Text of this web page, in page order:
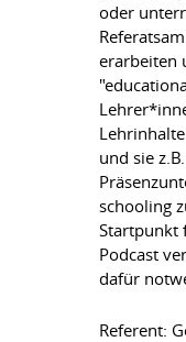
oder
erarbeiten
und sie
schooling
Startpunkt
Podcast
dafür
Referent: